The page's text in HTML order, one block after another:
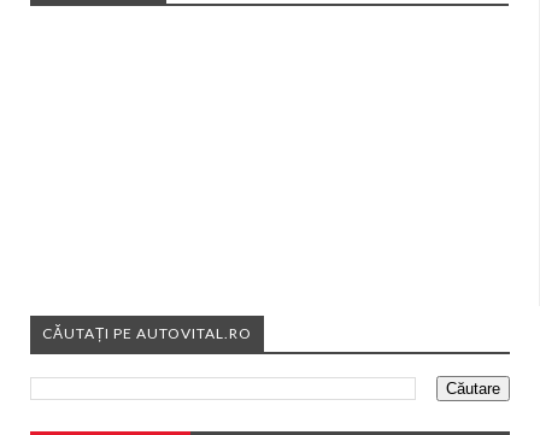
CĂUTAȚI PE AUTOVITAL.RO